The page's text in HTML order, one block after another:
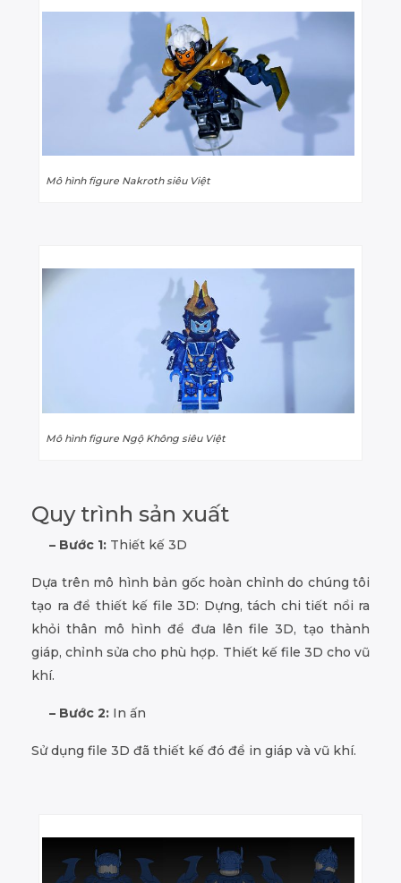
Mô hình figure Nakroth siêu Việt
Mô hình figure Ngộ Không siêu Việt
Quy trình sản xuất
– Bước 1: Thiết kế 3D
Dựa trên mô hình bản gốc hoàn chỉnh do chúng tôi
tạo ra để thiết kế file 3D: Dựng, tách chi tiết nổi ra
khỏi thân mô hình để đưa lên file 3D, tạo thành
giáp, chỉnh sửa cho phù hợp. Thiết kế file 3D cho vũ
khí.
– Bước 2: In ấn
Sử dụng file 3D đã thiết kế đó để in giáp và vũ khí.